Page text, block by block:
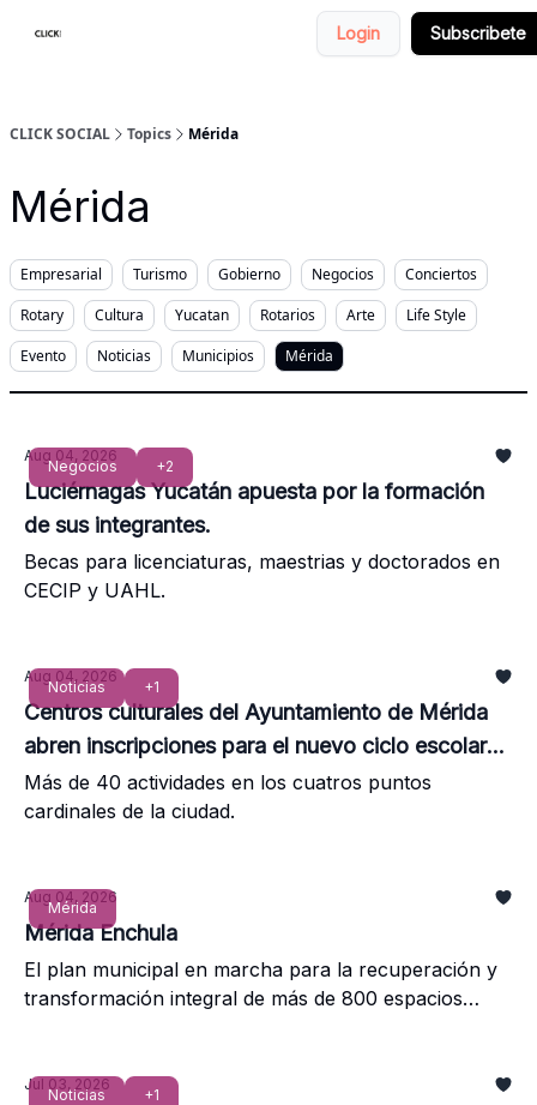
Login Subscribete
CLICK SOCIAL Topics Mérida
Mérida
Empresarial Turismo Gobierno Negocios
Conciertos
Rotary
Cultura Yucatan Rotarios Arte
Life Style
Evento
Noticias Municipios Mérida
Negocios +2
Aug 04, 2026
Luciérnagas Yucatán apuesta por la formación
de sus integrantes.
Becas para licenciaturas, maestrias y doctorados en
CECIP y UAHL.
Noticias +1
Aug 04, 2026
Centros culturales del Ayuntamiento de Mérida
abren inscripciones para el nuevo ciclo escolar
2026-2027.
Más de 40 actividades en los cuatros puntos
cardinales de la ciudad.
Mérida
Aug 04, 2026
Mérida Enchula
El plan municipal en marcha para la recuperación y
transformación integral de más de 800 espacios
Noticias +1
Jul 03, 2026